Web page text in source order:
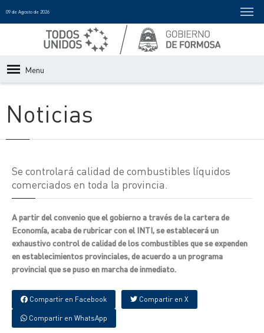
09 de Agosto de 2026
Menu
Noticias
Se controlará calidad de combustibles líquidos
comerciados en toda la provincia.
A partir del convenio que el gobierno a través de la cartera de
Economía, acaba de rubricar con el INTI, se establecerá un
exhaustivo control de calidad de los combustibles que se expenden
en establecimientos provinciales, de acuerdo a un programa
provincial que se puso en marcha de inmediato.
Compartir en Facebook Compartir en X
Compartir en WhatsApp